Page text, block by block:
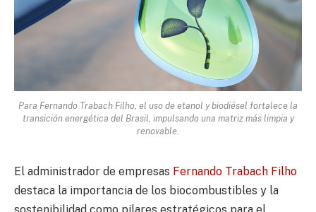
Para Fernando Trabach Filho, el uso de etanol y biodiésel fortalece la
transición energética del Brasil, impulsando una matriz más limpia y
renovable.
El administrador de empresas Fernando Trabach Filho
destaca la importancia de los biocombustibles y la